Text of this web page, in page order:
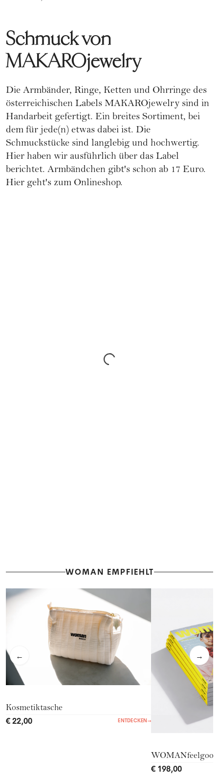
Schmuck von
MAKAROjewelry
Die Armbänder, Ringe, Ketten und Ohrringe des
österreichischen Labels MAKAROjewelry sind in
Handarbeit gefertigt. Ein breites Sortiment, bei
dem für jede(n) etwas dabei ist. Die
Schmuckstücke sind langlebig und hochwertig.
Hier haben wir ausführlich über das Label
berichtet. Armbändchen gibt's schon ab 17 Euro.
Hier geht's zum Onlineshop.
WOMAN EMPFIEHLT
← →
Kosmetiktasche
€ 22,00 ENTDECKEN→
WOMANfeelgood
€ 198,00